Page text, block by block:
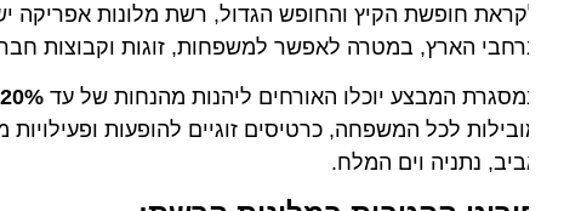
חופשת הקיץ והחופש הגדול, רשת מלונות אפריקה
הארץ, במטרה לאפשר למשפחות, זוגות וקבוצות חברים
המבצע יוכלו האורחים ליהנות מהנחות של עד 20%
,
לכל המשפחה, כרטיסים זוגיים להופעות ופעילויות
נתניה וים המלח.